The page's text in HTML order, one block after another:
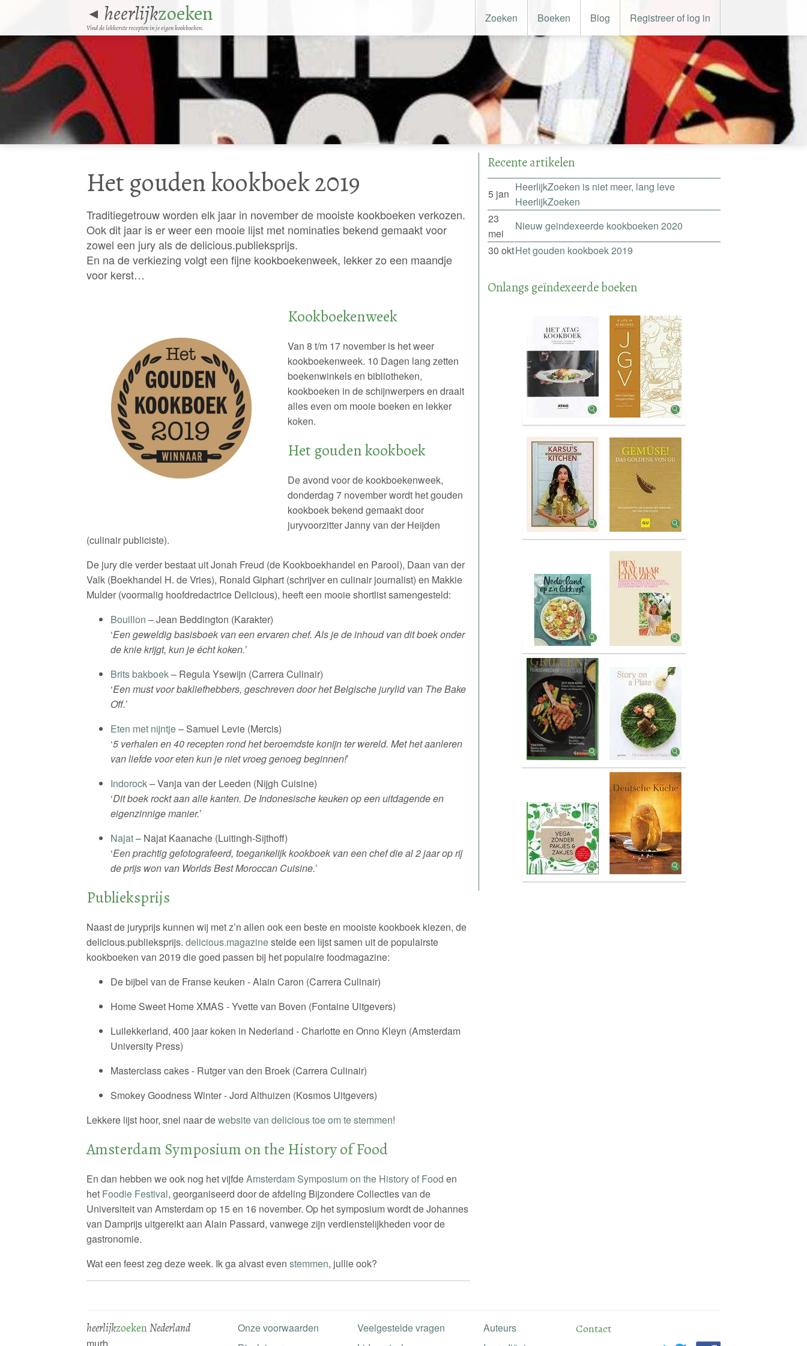
◄ heerlijkzoeken
Vind de lekkerste recepten in je eigen kookboeken.
Zoeken Boeken Blog Registreer of log in
Het gouden kookboek 2019
Traditiegetrouw worden elk jaar in november de mooiste kookboeken verkozen.
Ook dit jaar is er weer een mooie lijst met nominaties bekend gemaakt voor
zowel een jury als de delicious.publieksprijs.
En na de verkiezing volgt een fijne kookboekenweek, lekker zo een maandje
voor kerst…
Kookboekenweek
Van 8 t/m 17 november is het weer
kookboekenweek. 10 Dagen lang zetten
boekenwinkels en bibliotheken,
kookboeken in de schijnwerpers en draait
alles even om mooie boeken en lekker
koken.
Het gouden kookboek
De avond voor de kookboekenweek,
donderdag 7 november wordt het gouden
kookboek bekend gemaakt door
juryvoorzitter Janny van der Heijden
(culinair publiciste).
De jury die verder bestaat uit Jonah Freud (de Kookboekhandel en Parool), Daan van der
Valk (Boekhandel H. de Vries), Ronald Giphart (schrijver en culinair journalist) en Makkie
Mulder (voormalig hoofdredactrice Delicious), heeft een mooie shortlist samengesteld:
Bouillon – Jean Beddington (Karakter)
‘Een geweldig basisboek van een ervaren chef. Als je de inhoud van dit boek onder
de knie krijgt, kun je écht koken.’
Brits bakboek– Regula Ysewijn (Carrera Culinair)
‘Een must voor bakliefhebbers, geschreven door het Belgische jurylid van The Bake
Off.’
Eten met nijntje– Samuel Levie (Mercis)
‘5 verhalen en 40 recepten rond het beroemdste konijn ter wereld. Met het aanleren
van liefde voor eten kun je niet vroeg genoeg beginnen!’
Indorock– Vanja van der Leeden (Nijgh Cuisine)
‘Dit boek rockt aan alle kanten. De Indonesische keuken op een uitdagende en
eigenzinnige manier.’
Najat– Najat Kaanache (Luitingh-Sijthoff)
‘Een prachtig gefotografeerd, toegankelijk kookboek van een chef die al 2 jaar op rij
de prijs won van Worlds Best Moroccan Cuisine.’
Publieksprijs
Naast de juryprijs kunnen wij met z’n allen ook een beste en mooiste kookboek kiezen, de
delicious.publieksprijs. delicious.magazinestelde een lijst samen uit de populairste
kookboeken van 2019 die goed passen bij het populaire foodmagazine:
De bijbel van de Franse keuken - Alain Caron (Carrera Culinair)
Home Sweet Home XMAS - Yvette van Boven (Fontaine Uitgevers)
Luilekkerland, 400 jaar koken in Nederland - Charlotte en Onno Kleyn (Amsterdam
University Press)
Masterclass cakes - Rutger van den Broek (Carrera Culinair)
Smokey Goodness Winter - Jord Althuizen (Kosmos Uitgevers)
Lekkere lijst hoor, snel naar dewebsite van delicious toe om te stemmen!
Amsterdam Symposium on the History of Food
En dan hebben we ook nog het vijfdeAmsterdam Symposium on the History of Food en
het Foodie Festival, georganiseerd door de afdeling Bijzondere Collecties van de
Universiteit van Amsterdam op 15 en 16 november. Op het symposium wordt de Johannes
van Damprijs uitgereikt aan Alain Passard, vanwege zijn verdienstelijkheden voor de
gastronomie.
Wat een feest zeg deze week. Ik ga alvast even stemmen, jullie ook?
Recente artikelen
5 jan
HeerlijkZoeken is niet meer, lang leve
HeerlijkZoeken
23
mei
Nieuw geindexeerde kookboeken 2020
30 oktHet gouden kookboek 2019
Onlangs geïndexeerde boeken
heerlijkzoekenNederland
Onze voorwaarden
Veelgestelde vragen
Auteurs
Contact